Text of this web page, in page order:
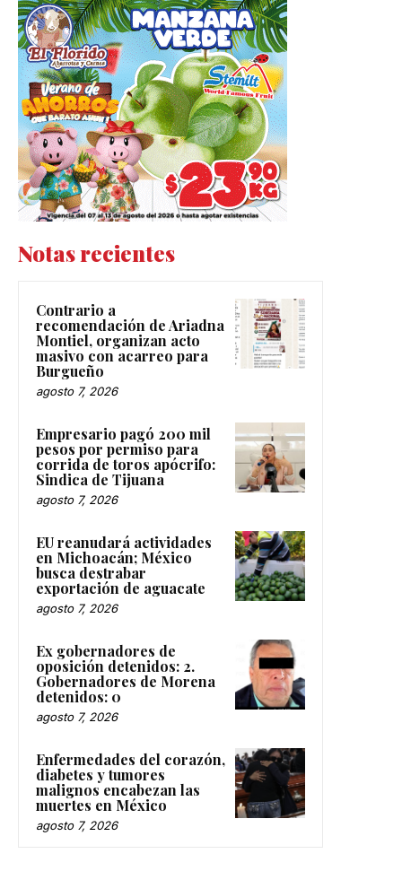
Notas recientes
Contrario a
recomendación de Ariadna
Montiel, organizan acto
masivo con acarreo para
Burgueño
agosto 7, 2026
Empresario pagó 200 mil
pesos por permiso para
corrida de toros apócrifo:
Sindica de Tijuana
agosto 7, 2026
EU reanudará actividades
en Michoacán; México
busca destrabar
exportación de aguacate
agosto 7, 2026
Ex gobernadores de
oposición detenidos: 2.
Gobernadores de Morena
detenidos: 0
agosto 7, 2026
Enfermedades del corazón,
diabetes y tumores
malignos encabezan las
muertes en México
agosto 7, 2026